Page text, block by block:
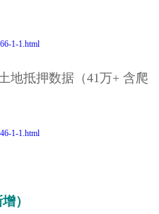
1-1.html
地抵押数据（41万+ 含爬
1-1.html
）